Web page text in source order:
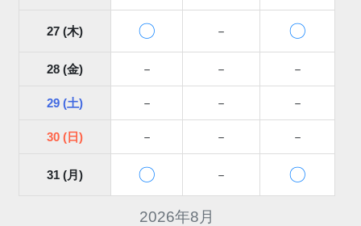
2026年8月
27 (木) 〇 － 〇
28 (金) － － －
29 (土) － － －
30 (日) － － －
31 (月) 〇 － 〇